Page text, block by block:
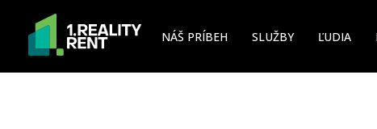
NÁŠ PRÍBEH SLUŽBY ĽUDIA